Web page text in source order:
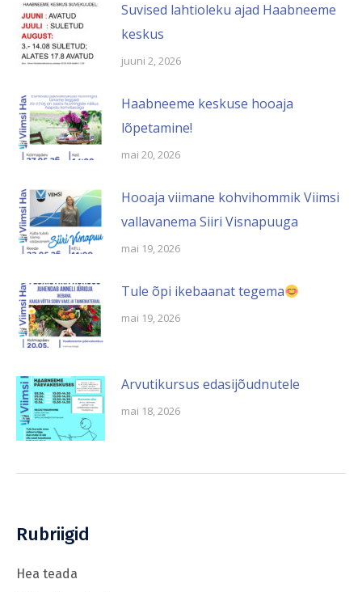
Suvised lahtioleku ajad Haabneeme
keskus
juuni 2, 2026
Haabneeme keskuse hooaja
lõpetamine!
mai 20, 2026
Hooaja viimane kohvihommik Viimsi
vallavanema Siiri Visnapuuga
mai 19, 2026
Tule õpi ikebaanat tegema
mai 19, 2026
Arvutikursus edasijõudnutele
mai 18, 2026
Rubriigid
Hea teada